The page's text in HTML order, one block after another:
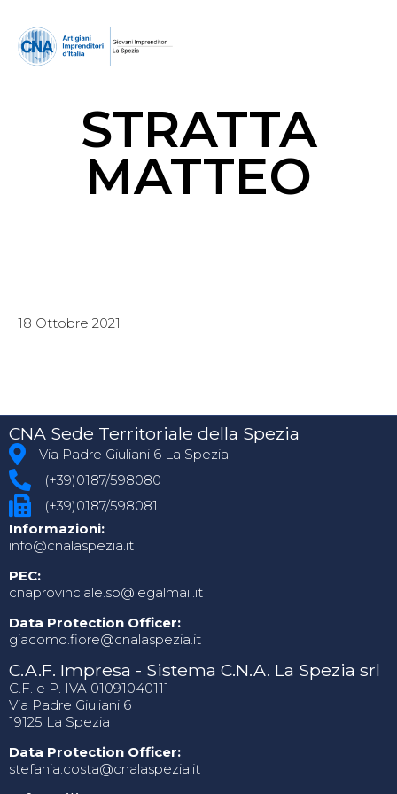
STRATTA
MATTEO
18 Ottobre 2021
CNA Sede Territoriale della Spezia
Via Padre Giuliani 6 La Spezia
(+39)0187/598080
(+39)0187/598081
Informazioni:
info@cnalaspezia.it
PEC:
cnaprovinciale.sp@legalmail.it
Data Protection Officer:
giacomo.fiore@cnalaspezia.it
C.A.F. Impresa - Sistema C.N.A. La Spezia srl
C.F. e P. IVA 01091040111
Via Padre Giuliani 6
19125 La Spezia
Data Protection Officer:
stefania.costa@cnalaspezia.it